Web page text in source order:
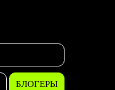
БЛОГЕРЫ